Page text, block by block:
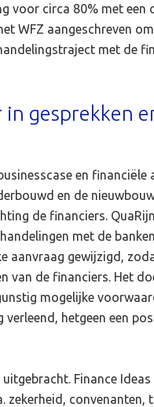
voor circa 80% met een
WFZ aangeschreven
met de
gesprekken
en
en de
de financiers.
met de
gewijzigd,
van de financiers. Het
mogelijke
hetgeen een
Finance
zekerheid, convenanten,